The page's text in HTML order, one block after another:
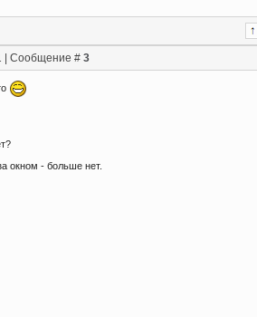
| Сообщение # 3
окном - больше нет.